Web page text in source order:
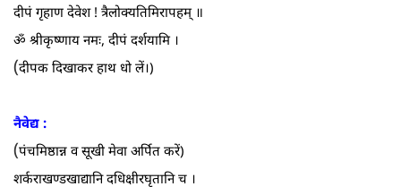
दीपं गृहाण देवेश ! त्रैलोक्यतिमिरापहम्‌ ॥
ॐ श्रीकृष्णाय नमः, दीपं दर्शयामि ।
(दीपक दिखाकर हाथ धो लें।)
नैवेद्य :
(पंचमिष्ठान्न व सूखी मेवा अर्पित करें)
शर्कराखण्डखाद्यानि दधिक्षीरघृतानि च ।